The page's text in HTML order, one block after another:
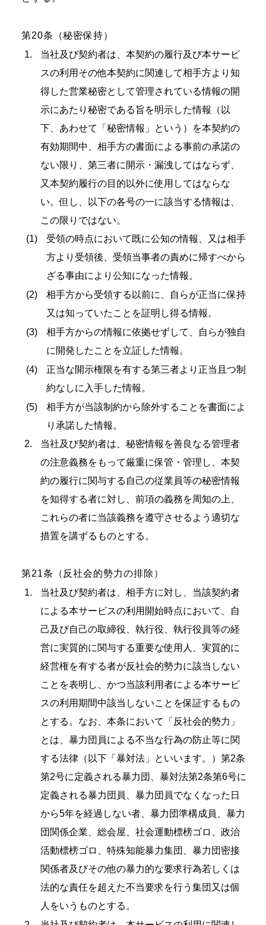
第20条（秘密保持）
当社及び契約者は、本契約の履行及び本サービ
スの利用その他本契約に関連して相手方より知
得した営業秘密として管理されている情報の開
示にあたり秘密である旨を明示した情報（以
下、あわせて「秘密情報」という）を本契約の
有効期間中、相手方の書面による事前の承諾の
ない限り、第三者に開示・漏洩してはならず、
又本契約履行の目的以外に使用してはならな
い。但し、以下の各号の一に該当する情報は、
この限りではない。
受領の時点において既に公知の情報、又は相手
方より受領後、受領当事者の責めに帰すべから
ざる事由により公知になった情報。
相手方から受領する以前に、自らが正当に保持
又は知っていたことを証明し得る情報。
相手方からの情報に依拠せずして、自らが独自
に開発したことを立証した情報。
正当な開示権限を有する第三者より正当且つ制
約なしに入手した情報。
相手方が当該制約から除外することを書面によ
り承諾した情報。
当社及び契約者は、秘密情報を善良なる管理者
の注意義務をもって厳重に保管・管理し、本契
約の履行に関与する自己の従業員等の秘密情報
を知得する者に対し、前項の義務を周知の上、
これらの者に当該義務を遵守させるよう適切な
措置を講ずるものとする。
第21条（反社会的勢力の排除）
当社及び契約者は、相手方に対し、当該契約者
による本サービスの利用開始時点において、自
己及び自己の取締役、執行役、執行役員等の経
営に実質的に関与する重要な使用人、実質的に
経営権を有する者が反社会的勢力に該当しない
ことを表明し、かつ当該利用者による本サービ
スの利用期間中該当しないことを保証するもの
とする。なお、本条において「反社会的勢力」
とは、暴力団員による不当な行為の防止等に関
する法律（以下「暴対法」といいます。）第2条
第2号に定義される暴力団、暴対法第2条第6号に
定義される暴力団員、暴力団員でなくなった日
から5年を経過しない者、暴力団準構成員、暴力
団関係企業、総会屋、社会運動標榜ゴロ、政治
活動標榜ゴロ、特殊知能暴力集団、暴力団密接
関係者及びその他の暴力的な要求行為若しくは
法的な責任を超えた不当要求を行う集団又は個
人をいうものとする。